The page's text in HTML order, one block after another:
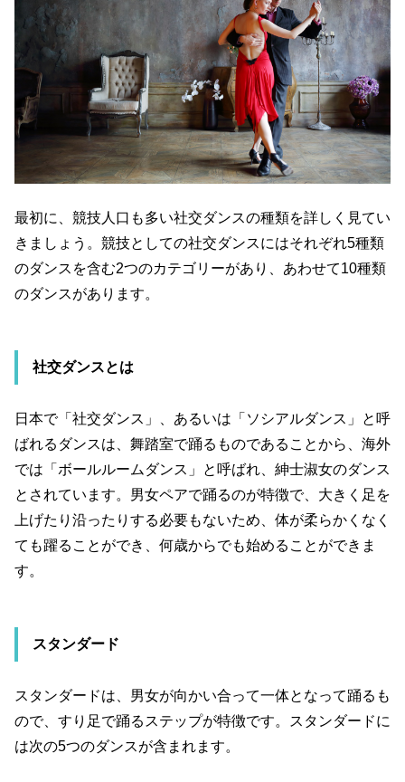
最初に、競技人口も多い社交ダンスの種類を詳しく見てい
きましょう。競技としての社交ダンスにはそれぞれ5種類
のダンスを含む2つのカテゴリーがあり、あわせて10種類
のダンスがあります。
社交ダンスとは
日本で「社交ダンス」、あるいは「ソシアルダンス」と呼
ばれるダンスは、舞踏室で踊るものであることから、海外
では「ボールルームダンス」と呼ばれ、紳士淑女のダンス
とされています。男女ペアで踊るのが特徴で、大きく足を
上げたり沿ったりする必要もないため、体が柔らかくなく
ても躍ることができ、何歳からでも始めることができま
す。
スタンダード
スタンダードは、男女が向かい合って一体となって踊るも
ので、すり足で踊るステップが特徴です。スタンダードに
は次の5つのダンスが含まれます。